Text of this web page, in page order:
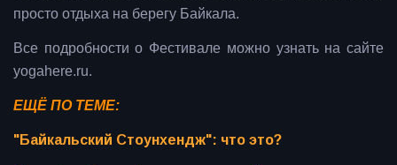
просто отдыха на берегу Байкала.
Все подробности о Фестивале можно узнать на сайте
yogahere.ru.
ЕЩЁ ПО ТЕМЕ:
"Байкальский Стоунхендж": что это?